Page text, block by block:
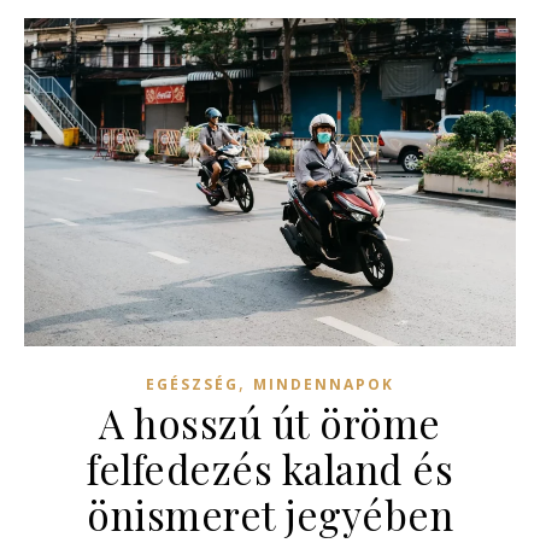
EGÉSZSÉG , MINDENNAPOK
A hosszú út öröme
felfedezés kaland és
önismeret jegyében